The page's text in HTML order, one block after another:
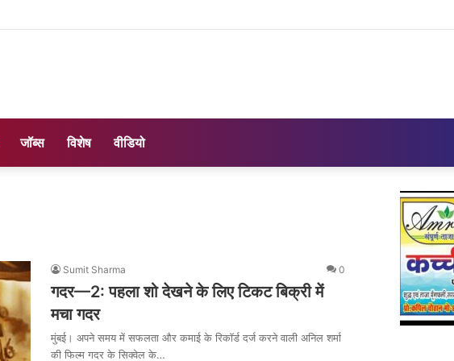
जॉब्स विशेष वीडियो
Sumit Sharma 0
गदर—2: पहला शो देखने के लिए टिकट बिक्री में
मचा गदर
मुंबई। अपने समय में सफलता और कमाई के रिकॉर्ड दर्ज करने वाली अनिल शर्मा
की फिल्म गदर के सिक्वेल के…